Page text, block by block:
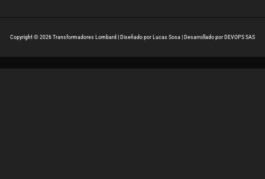
Copyright © 2026 Transformadores Lombard | Diseñado por Lucas Sosa | Desarrollado por DEVOPS SAS